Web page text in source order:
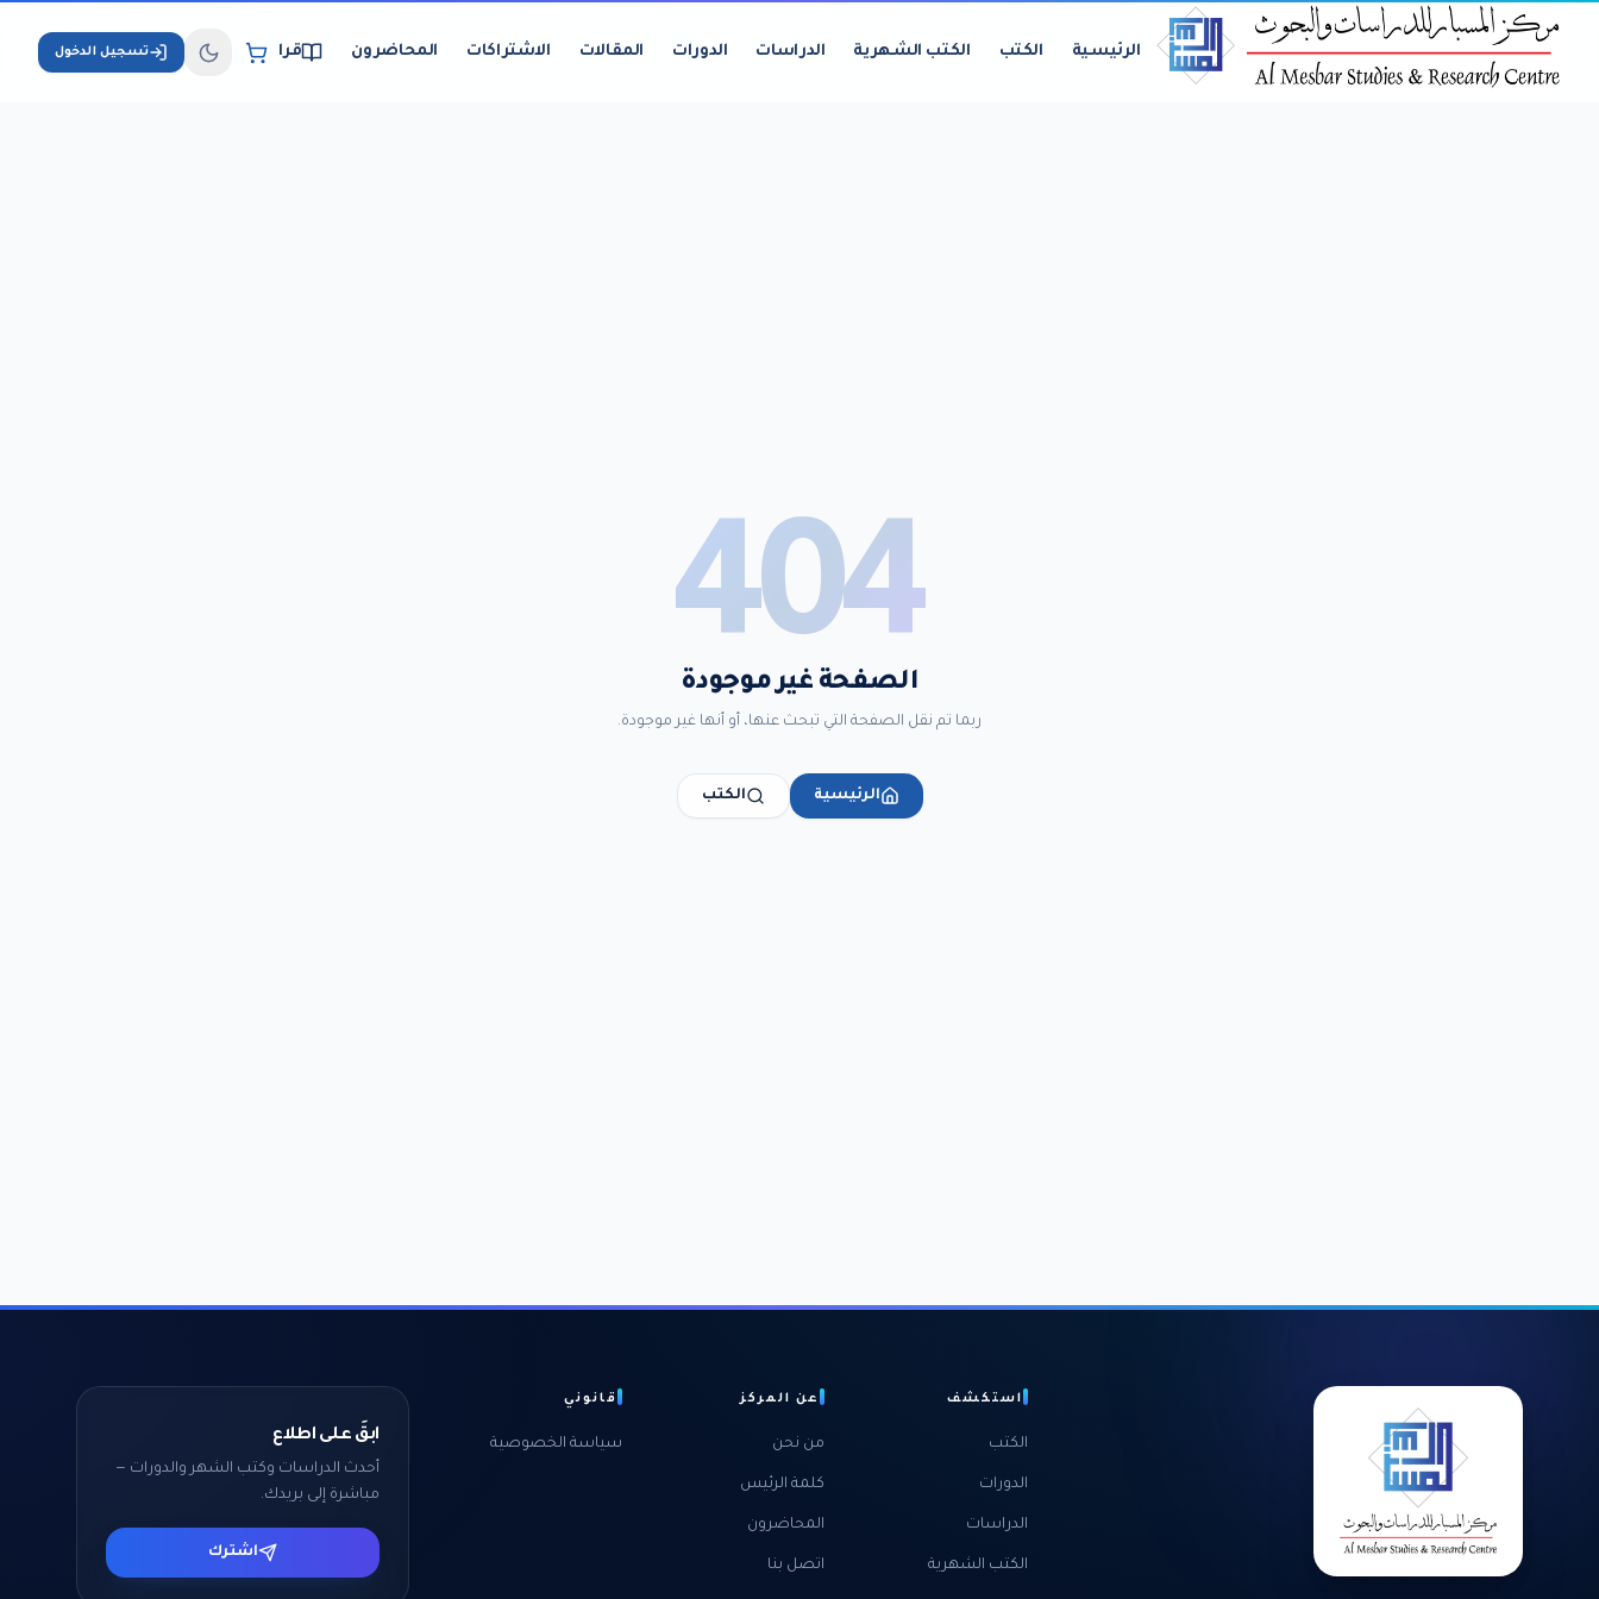
الرئيسية الكتب الكتب الشهرية الدراسات الدورات المقالات الاشتراكات المحاضرون قراءة الكتب الإلكترونيةتسجيل الدخول
404
الصفحة غير موجودة
ربما تم نقل الصفحة التي تبحث عنها، أو أنها غير موجودة.
الرئيسية الكتب
استكشف
الكتب
الدورات
الدراسات
الكتب الشهرية
عن المركز
من نحن
كلمة الرئيس
المحاضرون
اتصل بنا
قانوني
سياسة الخصوصية
ابقَ على اطلاع
أحدث الدراسات وكتب الشهر والدورات —
مباشرة إلى بريدك.
اشترك